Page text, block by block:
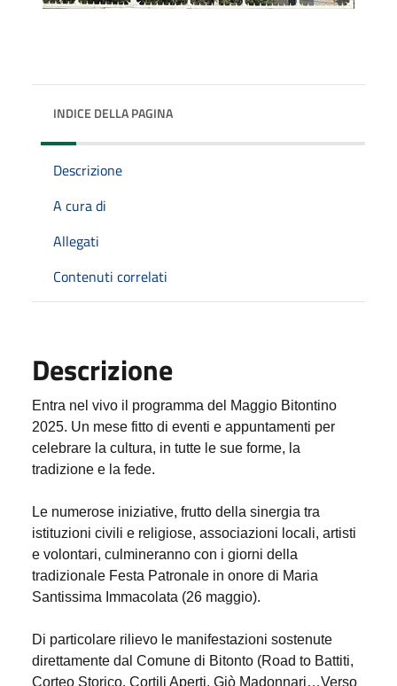
INDICE DELLA PAGINA
Descrizione
A cura di
Allegati
Contenuti correlati
Descrizione
Entra nel vivo il programma del Maggio Bitontino
2025. Un mese fitto di eventi e appuntamenti per
celebrare la cultura, in tutte le sue forme, la
tradizione e la fede.
Le numerose iniziative, frutto della sinergia tra
istituzioni civili e religiose, associazioni locali, artisti
e volontari, culmineranno con i giorni della
tradizionale Festa Patronale in onore di Maria
Santissima Immacolata (26 maggio).
Di particolare rilievo le manifestazioni sostenute
direttamente dal Comune di Bitonto (Road to Battiti,
Corteo Storico, Cortili Aperti, Giò Madonnari…Verso